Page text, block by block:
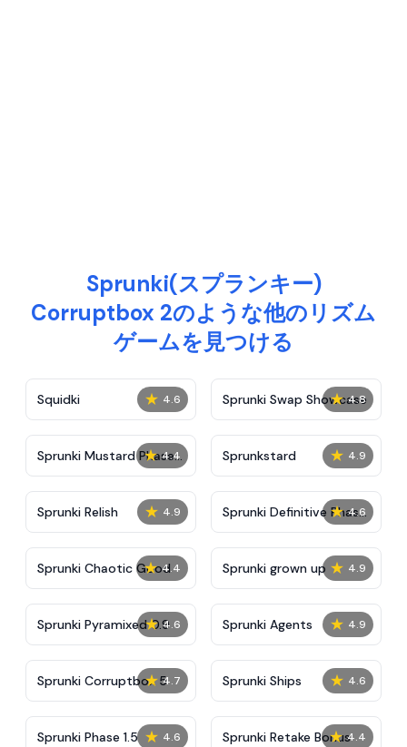
Sprunki(スプランキー)
Corruptbox 2のような他のリズム
ゲームを見つける
★ 4.6
Squidki ★ 4.8
Sprunki Swap Showcase
★ 4.4
Sprunki Mustard Phase
2
★ 4.9
Sprunkstard
★ 4.9
Sprunki Relish ★ 4.6
Sprunki Definitive Phase
7
★ 4.4
Sprunki Chaotic Good ★ 4.9
Sprunki grown up
★ 4.6
Sprunki Pyramixed 0.9 ★ 4.9
Sprunki Agents
★ 4.7
Sprunki Corruptbox 5 ★ 4.6
Sprunki Ships
★ 4.6
Sprunki Phase 1.5 ★ 4.4
Sprunki Retake Bonus